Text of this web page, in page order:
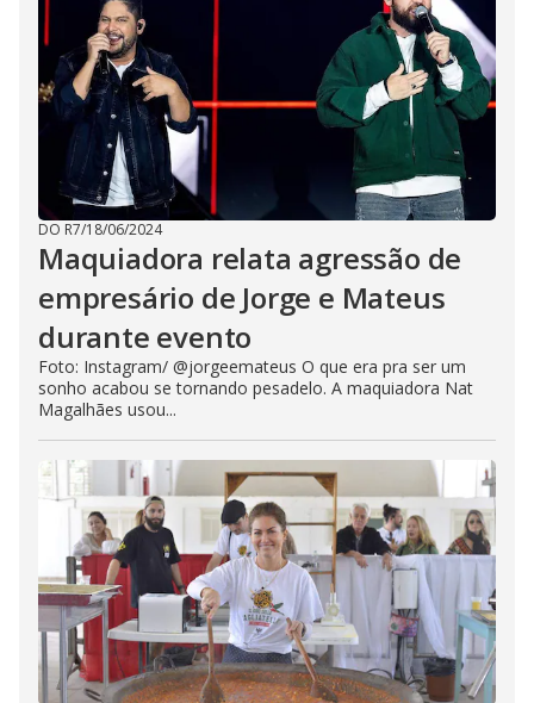
DO R7/18/06/2024
Maquiadora relata agressão de
empresário de Jorge e Mateus
durante evento
Foto: Instagram/ @jorgeemateus O que era pra ser um
sonho acabou se tornando pesadelo. A maquiadora Nat
Magalhães usou...